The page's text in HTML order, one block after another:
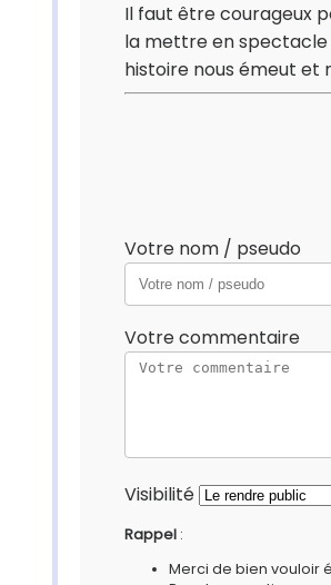
Il faut être courageux
la mettre en spectacle
histoire nous émeut et
Votre nom / pseudo
Votre commentaire
Visibilité
Rappel :
Merci de bien vouloir